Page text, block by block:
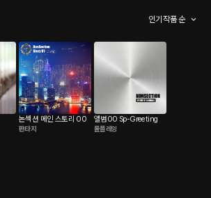
인기 작품 순
논섹션 메인 스토리 00
판타지
앨범00 Sp-Greeting
롤플레잉